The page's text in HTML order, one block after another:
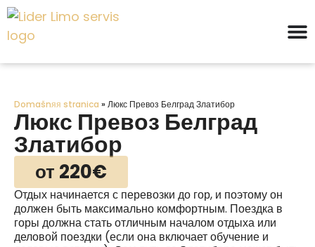
Domašnяя stranica » Люкс Превоз Белград Златибор
Люкс Превоз Белград
Златибор
от 220€
Отдых начинается с перевозки до гор, и поэтому он
должен быть максимально комфортным. Поездка в
горы должна стать отличным началом отдыха или
деловой поездки (если она включает обучение и